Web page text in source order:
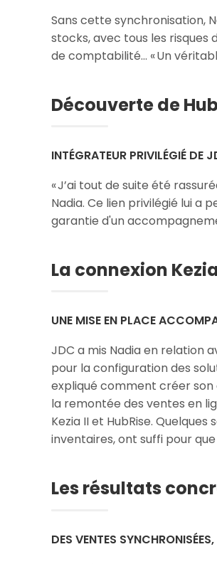
Sans cette synchronisation,
stocks, avec tous les risques
de comptabilité… « Un
Découverte de
INTÉGRATEUR PRIVILÉGIÉ DE
« J’ai tout de suite été
Nadia. Ce lien privilégié lui a
garantie d'un
La connexion
UNE MISE EN PLACE
JDC a mis Nadia en relation
pour la configuration des
expliqué comment créer
la remontée des ventes en
Kezia II et HubRise.
inventaires, ont suffi pour
Les résultats
DES VENTES